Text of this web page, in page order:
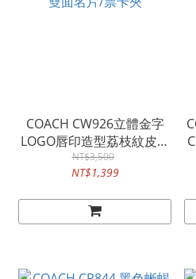
COACH CW926立體金字
LOGO唇印造型荔枝紋皮革
雙面名片/票卡夾
NT$3,500
NT$1,399